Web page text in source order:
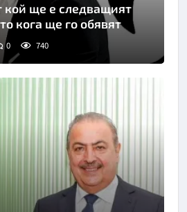
кой ще е следващият
кога ще го обявят
0 740